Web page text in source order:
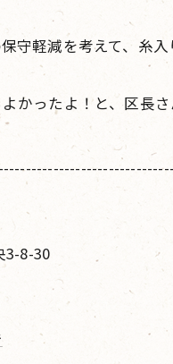
守軽減を考えて、糸入
かったよ！と、区長
3-8-30